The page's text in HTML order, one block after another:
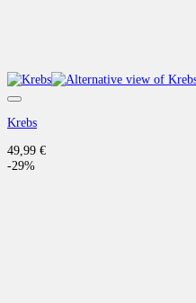
Krebs
49,99 €
-29%